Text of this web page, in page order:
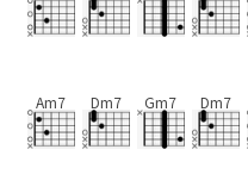
Am7 Dm7 Gm7 Dm7